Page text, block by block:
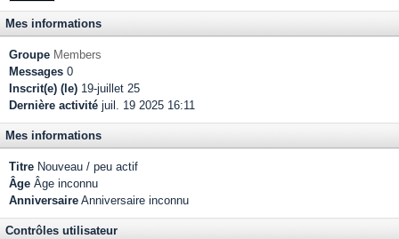
Mes informations
Groupe Members
Messages 0
Inscrit(e) (le) 19-juillet 25
Dernière activité juil. 19 2025 16:11
Mes informations
Titre Nouveau / peu actif
Âge Âge inconnu
Anniversaire Anniversaire inconnu
Contrôles utilisateur